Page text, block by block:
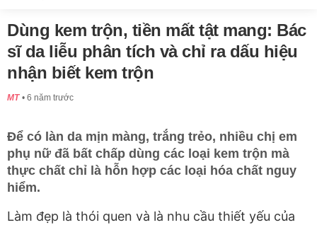
Dùng kem trộn, tiền mất tật mang: Bác
sĩ da liễu phân tích và chỉ ra dấu hiệu
nhận biết kem trộn
MT 6 năm trước
Để có làn da mịn màng, trắng trẻo, nhiều chị em
phụ nữ đã bất chấp dùng các loại kem trộn mà
thực chất chỉ là hỗn hợp các loại hóa chất nguy
hiểm.
Làm đẹp là thói quen và là nhu cầu thiết yếu của